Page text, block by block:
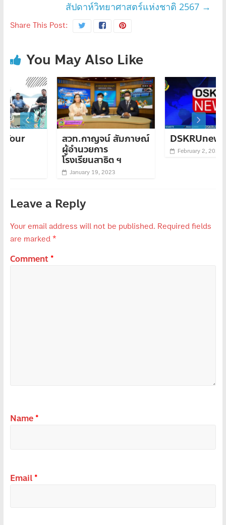
สัปดาห์วิทยาศาสตร์แห่งชาติ 2567 →
Share This Post:
You May Also Like
สวท.กาญจน์ สัมภาษณ์
ผู้อำนวยการ
โรงเรียนสาธิต ฯ
January 19, 2023
DSKRUnews 02
February 2, 2023
Leave a Reply
Your email address will not be published. Required fields
are marked *
Comment *
Name *
Email *